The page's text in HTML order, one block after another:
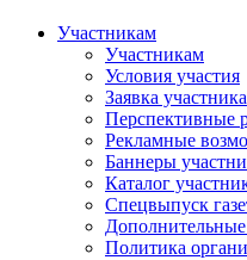
Участникам
Участникам
Условия участия
Заявка участника
Перспективные
Рекламные
Баннеры
Каталог
Спецвыпуск
Дополнительные
Политика